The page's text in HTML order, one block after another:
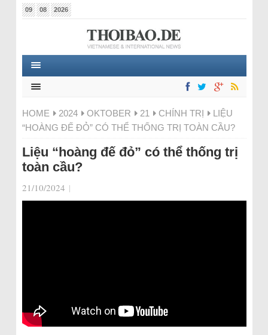
09 08 2026
HOME 2024 OKTOBER 21 CHÍNH TRỊ
LIỆU
“HOÀNG ĐẾ ĐỎ” CÓ THỂ THỐNG TRỊ TOÀN CẦU?
Liệu “hoàng đế đỏ” có thể thống trị
toàn cầu?
21/10/2024 |